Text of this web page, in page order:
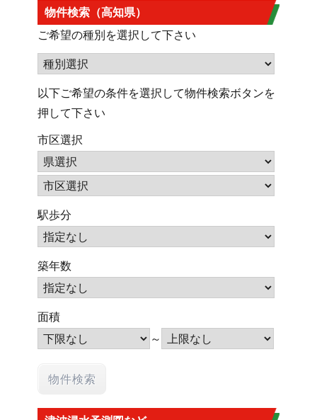
物件検索（高知県）
ご希望の種別を選択して下さい
以下ご希望の条件を選択して物件検索ボタンを
押して下さい
市区選択
駅歩分
築年数
面積
～